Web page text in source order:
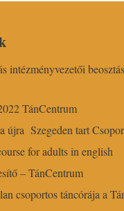
intézményvezetői
TánCentrum
újra Szegeden tart
for adults in english
– TánCentrum
csoportos táncórája a